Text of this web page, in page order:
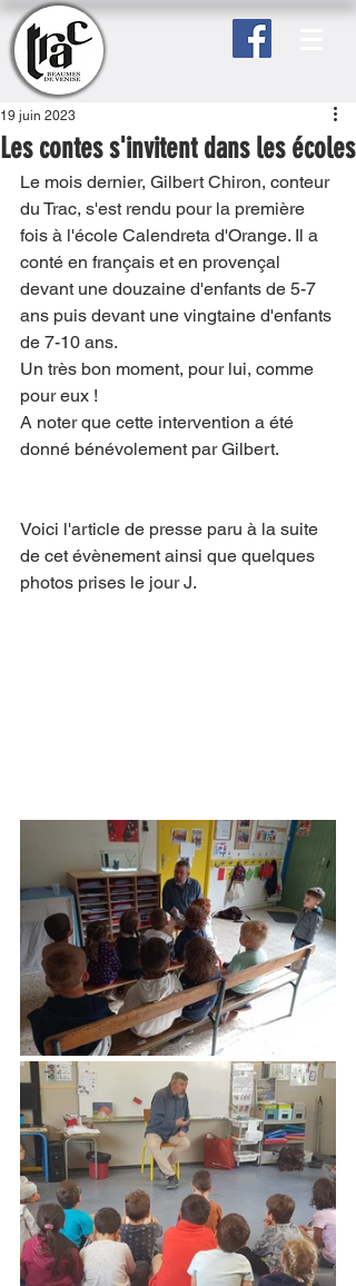
Les contes s'invitent dans les écoles
19 juin 2023
Le mois dernier, Gilbert Chiron, conteur
du Trac, s'est rendu pour la première
fois à l'école Calendreta d'Orange. Il a
conté en français et en provençal
devant une douzaine d'enfants de 5-7
ans puis devant une vingtaine d'enfants
de 7-10 ans.
Un très bon moment, pour lui, comme
pour eux !
A noter que cette intervention a été
donné bénévolement par Gilbert.
Voici l'article de presse paru à la suite
de cet évènement ainsi que quelques
photos prises le jour J.